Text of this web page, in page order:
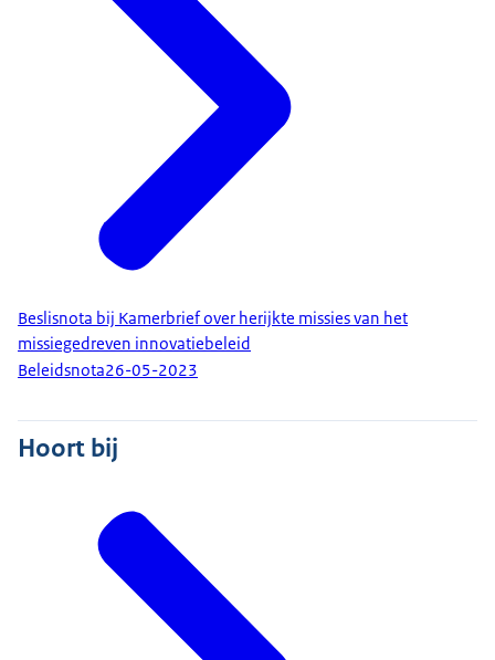
Beslisnota bij Kamerbrief over herijkte missies van het
missiegedreven innovatiebeleid
Beleidsnota26-05-2023
Hoort bij